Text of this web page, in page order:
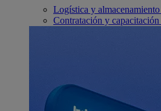
Logística y almacenamiento
Contratación y capacitación